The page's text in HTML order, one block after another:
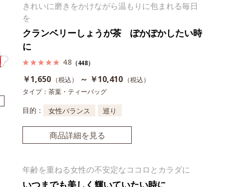
きれいに磨きをかけながら温もりに包まれる毎日
を
クランベリーしょうが茶 ぽかぽかしたい時
に
4.8 （448）
￥1,650 （税込） ～ ￥10,410 （税込）
タイプ：茶葉・ティーバッグ
目的： 女性バランス 巡り
商品詳細を見る
年齢を重ねる女性の不安定なココロとカラダに
いつまでも美しく輝いていたい時に